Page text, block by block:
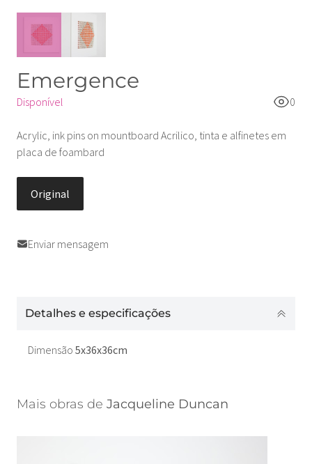
Emergence
Disponível 0
Acrylic, ink pins on mountboard Acrilico, tinta e alfinetes em
placa de foambard
Original
Enviar mensagem
Detalhes e especificações
Dimensão 5x36x36cm
Mais obras de Jacqueline Duncan